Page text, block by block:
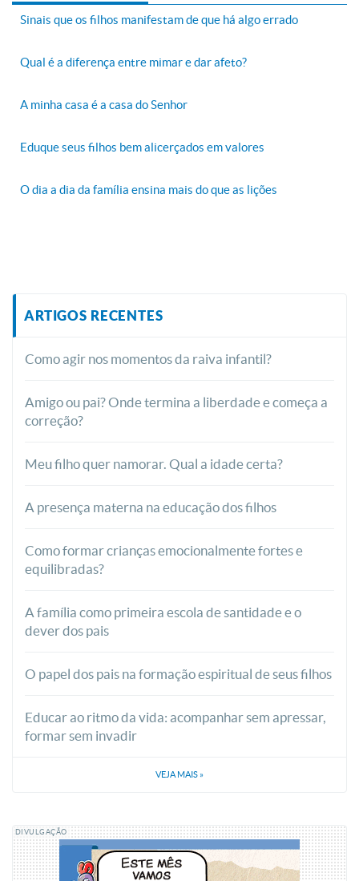
Sinais que os filhos manifestam de que há algo errado
Qual é a diferença entre mimar e dar afeto?
A minha casa é a casa do Senhor
Eduque seus filhos bem alicerçados em valores
O dia a dia da família ensina mais do que as lições
ARTIGOS RECENTES
Como agir nos momentos da raiva infantil?
Amigo ou pai? Onde termina a liberdade e começa a
correção?
Meu filho quer namorar. Qual a idade certa?
A presença materna na educação dos filhos
Como formar crianças emocionalmente fortes e
equilibradas?
A família como primeira escola de santidade e o
dever dos pais
O papel dos pais na formação espiritual de seus filhos
Educar ao ritmo da vida: acompanhar sem apressar,
formar sem invadir
VEJA MAIS »
DIVULGAÇÃO